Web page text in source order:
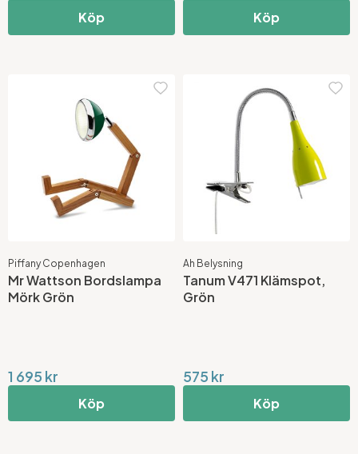
Köp Köp
Piffany Copenhagen
Mr Wattson Bordslampa
Mörk Grön
1 695 kr
Köp
Ah Belysning
Tanum V471 Klämspot,
Grön
575 kr
Köp